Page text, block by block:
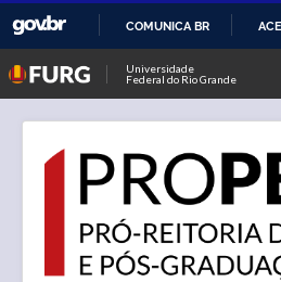
O
COMUNICA BR
Universidade
Federal do Rio Grande